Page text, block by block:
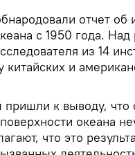
отчет об
с 1950 года. Над
из 14
китайских и
к выводу, что
океана
что это